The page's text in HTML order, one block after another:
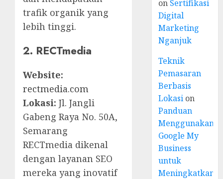
trafik organik yang
lebih tinggi.
2. RECTmedia
Website:
rectmedia.com
Lokasi: Jl. Jangli
Gabeng Raya No. 50A,
Semarang
RECTmedia dikenal
dengan layanan SEO
mereka yang inovatif
on Sertifikasi
Digital
Marketing
Nganjuk
Teknik
Pemasaran
Berbasis
Lokasi on
Panduan
Menggunakan
Google My
Business
untuk
Meningkatkan